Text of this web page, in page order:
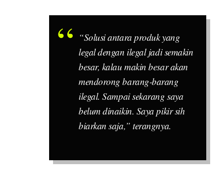
“Solusi antara produk yang
legal dengan ilegal jadi semakin
besar, kalau makin besar akan
mendorong barang-barang
ilegal. Sampai sekarang saya
belum dinaikin. Saya pikir sih
biarkan saja,” terangnya.